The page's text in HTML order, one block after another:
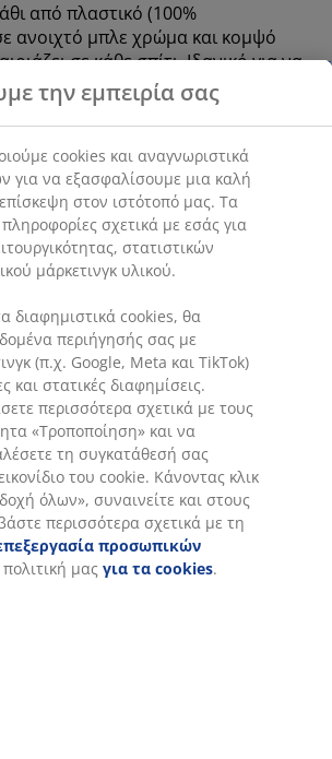
από πλαστικό (100%
ανοιχτό μπλε χρώμα και κομψό
σε κάθε σπίτι. Ιδανικό για να
από είδη γραφείου και χόμπι
μικροαντικείμενα στο μπάνιο. Το
παρέχοντας μια έξυπνη
χώρο. Π16 x Μ25 x Υ10
προϊόντος